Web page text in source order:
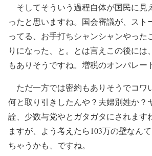
そしてそういう過程自体が国民に見
ったと思いますね。国会審議が、スト
ってる、お手打ちシャンシャンやった
りになった、と。とは言えこの後には
もありそうですね。増税のオンパレー
ただ一方では密約もありそうでコワ
何と取り引きしたんや？夫婦別姓か？
詮、少数与党やとガタガタにされます
ますが、よう考えたら103万の壁なん
ちゃうかも、ですね。